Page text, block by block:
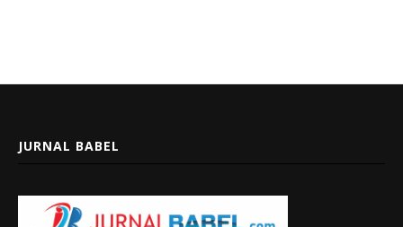
JURNAL BABEL